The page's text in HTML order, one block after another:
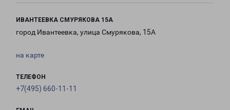
ИВАНТЕЕВКА СМУРЯКОВА 15А
город Ивантеевка, улица Смурякова, 15А
на карте
ТЕЛЕФОН
+7(495) 660-11-11